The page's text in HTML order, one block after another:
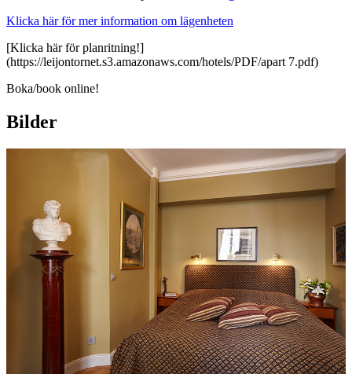
Klicka här för mer information om lägenheten
[Klicka här för planritning!]
(https://leijontornet.s3.amazonaws.com/hotels/PDF/apart 7.pdf)
Boka/book online!
Bilder